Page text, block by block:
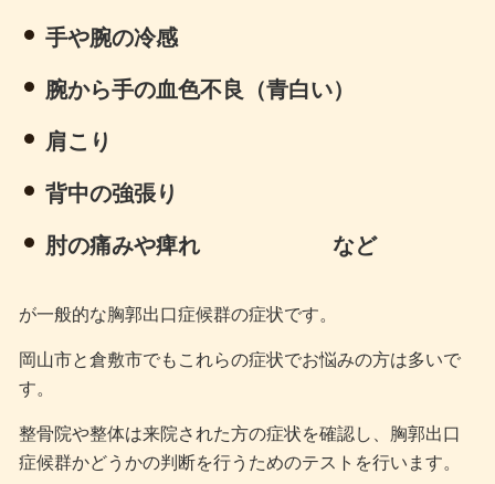
手や腕の冷感
腕から手の血色不良（青白い）
肩こり
背中の強張り
肘の痛みや痺れ など
が一般的な胸郭出口症候群の症状です。
岡山市と倉敷市でもこれらの症状でお悩みの方は多いで
す。
整骨院や整体は来院された方の症状を確認し、胸郭出口
症候群かどうかの判断を行うためのテストを行います。